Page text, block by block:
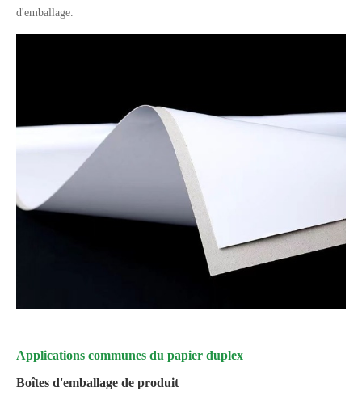
d'emballage.
Applications communes du papier duplex
Boîtes d'emballage de produit